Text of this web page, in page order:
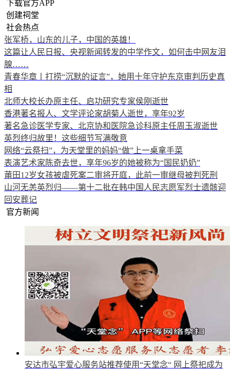
下载官方APP
创建祠堂
社会热点
张军桥，山东的儿子，中国的英雄！
这篇让人民日报、央视新闻转发的中学作文，如何击中网友泪
腺……
青春华章丨打捞“沉默的证言”，她用十年守护东京审判历史真
相
北师大校长办原主任、启功研究专家侯刚逝世
香港著名报人、文学评论家胡菊人逝世，享年92岁
著名急诊医学专家、北京协和医院急诊科原主任周玉淑逝世
英烈终归故里！这些细节写满敬意
网络“云祭扫”，为天堂里的妈妈“做”上一桌拿手菜
表演艺术家陈奇去世，享年96岁的她被称为“国民奶奶”
莆田12岁女孩被虐死案二审将开庭，此前一审继母被判死刑
山河无恙英烈归——第十二批在韩中国人民志愿军烈士遗骸迎
回安葬记
官方新闻
安达市弘宇爱心服务站推荐使用“天堂念“ 网上祭祀成为